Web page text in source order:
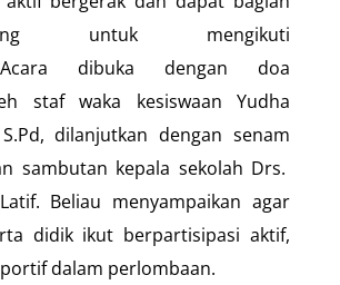
untuk mengikuti
dibuka dengan doa
staf waka kesiswaan Yudha
dilanjutkan dengan senam
sambutan kepala sekolah Drs.
Beliau menyampaikan agar
didik ikut berpartisipasi aktif,
dalam perlombaan.